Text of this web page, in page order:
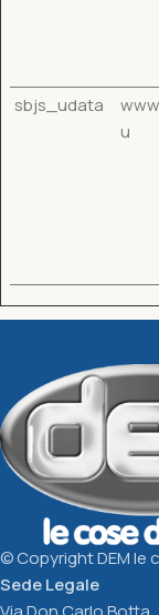
sbjs_udata
u
© Copyright DEM le
Sede Legale